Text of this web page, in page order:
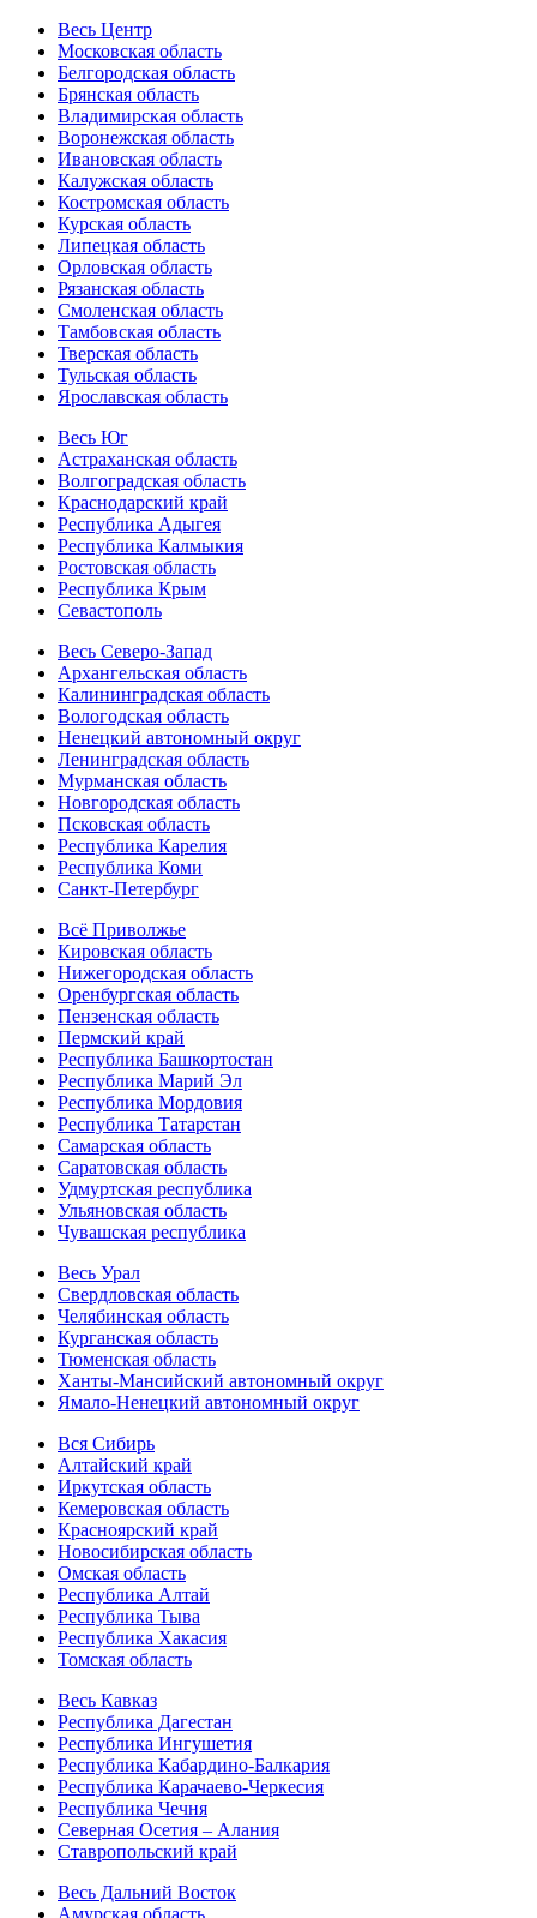
Весь Центр
Московская область
Белгородская область
Брянская область
Владимирская область
Воронежская область
Ивановская область
Калужская область
Костромская область
Курская область
Липецкая область
Орловская область
Рязанская область
Смоленская область
Тамбовская область
Тверская область
Тульская область
Ярославская область
Весь Юг
Астраханская область
Волгоградская область
Краснодарский край
Республика Адыгея
Республика Калмыкия
Ростовская область
Республика Крым
Севастополь
Весь Северо-Запад
Архангельская область
Калининградская область
Вологодская область
Ненецкий автономный округ
Ленинградская область
Мурманская область
Новгородская область
Псковская область
Республика Карелия
Республика Коми
Санкт-Петербург
Всё Приволжье
Кировская область
Нижегородская область
Оренбургская область
Пензенская область
Пермский край
Республика Башкортостан
Республика Марий Эл
Республика Мордовия
Республика Татарстан
Самарская область
Саратовская область
Удмуртская республика
Ульяновская область
Чувашская республика
Весь Урал
Свердловская область
Челябинская область
Курганская область
Тюменская область
Ханты-Мансийский автономный округ
Ямало-Ненецкий автономный округ
Вся Сибирь
Алтайский край
Иркутская область
Кемеровская область
Красноярский край
Новосибирская область
Омская область
Республика Алтай
Республика Тыва
Республика Хакасия
Томская область
Весь Кавказ
Республика Дагестан
Республика Ингушетия
Республика Кабардино-Балкария
Республика Карачаево-Черкесия
Республика Чечня
Северная Осетия – Алания
Ставропольский край
Весь Дальний Восток
Амурская область